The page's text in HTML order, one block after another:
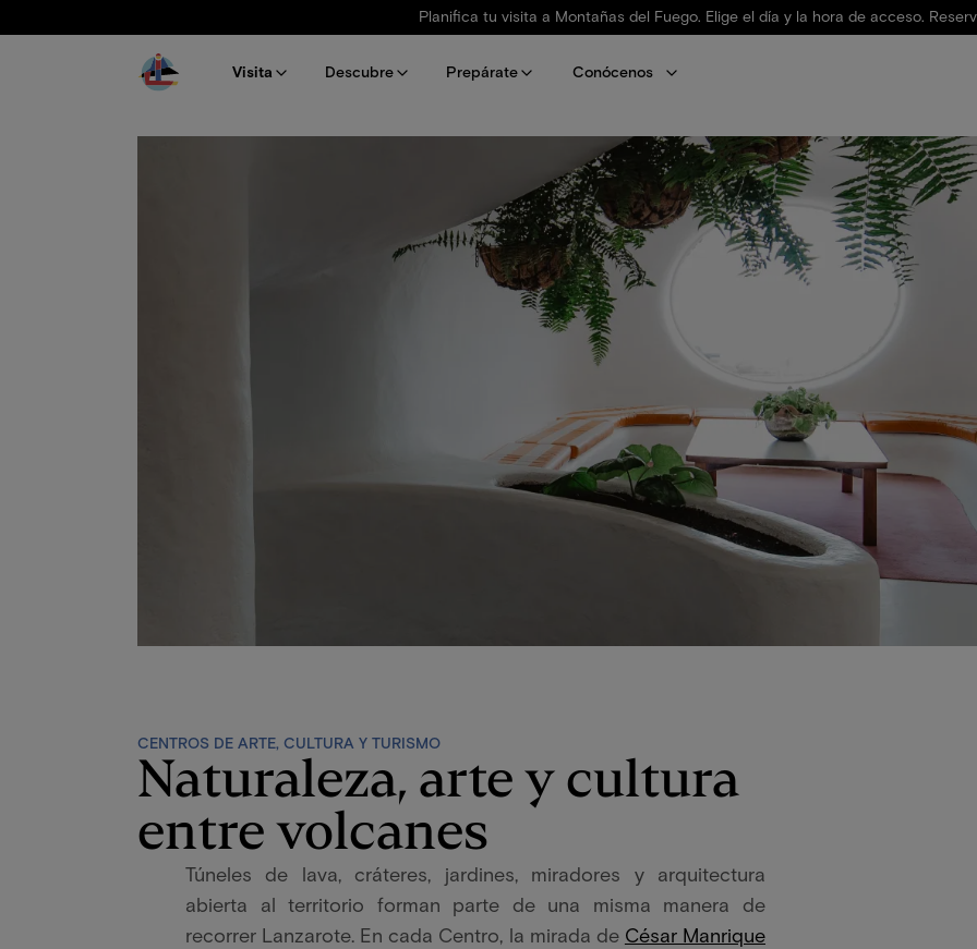
Planifica tu visita a Montañas del Fuego. Elige el día y la hora de acceso.
Visita Descubre Prepárate Conócenos
CENTROS DE ARTE, CULTURA Y TURISMO
Naturaleza, arte y cultura
entre volcanes
Túneles de lava, cráteres, jardines, miradores y arquitectura
abierta al territorio forman parte de una misma manera de
recorrer Lanzarote. En cada Centro, la mirada de César Manrique